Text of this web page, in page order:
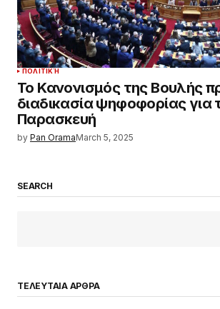
ΠΟΛΙΤΙΚΉ
Το Κανονισμός της Βουλής
διαδικασία ψηφοφορίας για
Παρασκευή
by Pan OramaMarch 5, 2025
SEARCH
ΤΕΛΕΥΤΑΙΑ ΑΡΘΡΑ